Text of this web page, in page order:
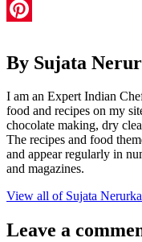
WhatsApp
By Sujata
I am an Expert Indian
food and recipes on my
chocolate making, dry
The recipes and food
and appear regularly in
and magazines.
View all of Sujata
Leave a